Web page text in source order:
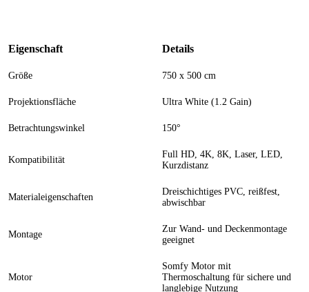
Eigenschaft Details
Größe 750 x 500 cm
Projektionsfläche Ultra White (1.2 Gain)
Betrachtungswinkel 150°
Kompatibilität
Full HD, 4K, 8K, Laser, LED,
Kurzdistanz
Materialeigenschaften
Dreischichtiges PVC, reißfest,
abwischbar
Montage
Zur Wand- und Deckenmontage
geeignet
Motor
Somfy Motor mit
Thermoschaltung für sichere und
langlebige Nutzung